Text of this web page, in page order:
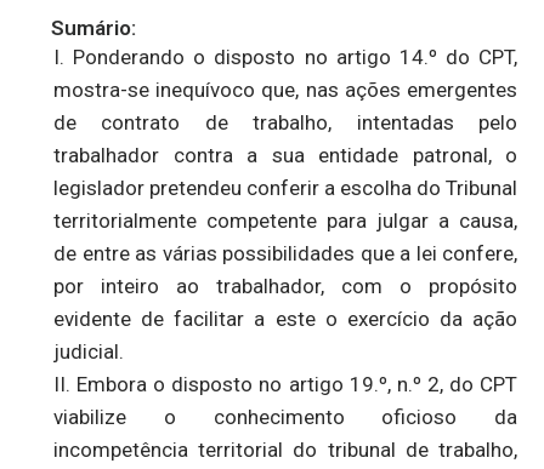
Sumário:
I. Ponderando o disposto no artigo 14.º do CPT,
mostra-se inequívoco que, nas ações emergentes
de contrato de trabalho, intentadas pelo
trabalhador contra a sua entidade patronal, o
legislador pretendeu conferir a escolha do Tribunal
territorialmente competente para julgar a causa,
de entre as várias possibilidades que a lei confere,
por inteiro ao trabalhador, com o propósito
evidente de facilitar a este o exercício da ação
judicial.
II. Embora o disposto no artigo 19.º, n.º 2, do CPT
viabilize o conhecimento oficioso da
incompetência territorial do tribunal de trabalho,